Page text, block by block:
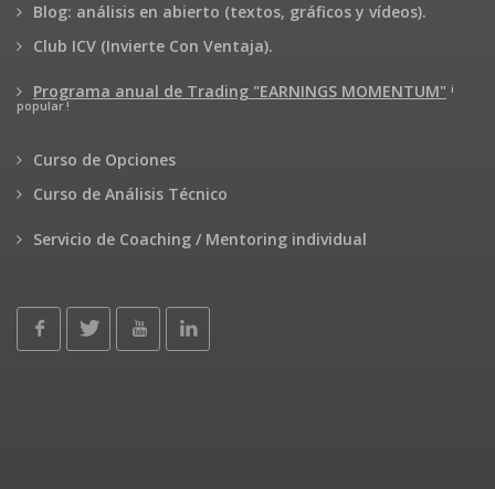
Blog: análisis en abierto (textos, gráficos y vídeos).
Club ICV (Invierte Con Ventaja).
Programa anual de Trading "EARNINGS MOMENTUM" ¡
popular !
Curso de Opciones
Curso de Análisis Técnico
Servicio de Coaching / Mentoring individual